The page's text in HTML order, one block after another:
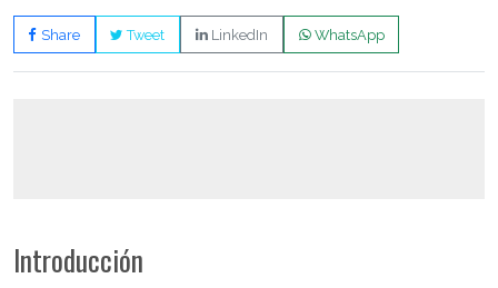
Share Tweet LinkedIn WhatsApp
Introducción